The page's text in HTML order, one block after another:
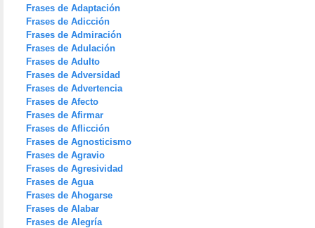
Frases de Adaptación
Frases de Adicción
Frases de Admiración
Frases de Adulación
Frases de Adulto
Frases de Adversidad
Frases de Advertencia
Frases de Afecto
Frases de Afirmar
Frases de Aflicción
Frases de Agnosticismo
Frases de Agravio
Frases de Agresividad
Frases de Agua
Frases de Ahogarse
Frases de Alabar
Frases de Alegría